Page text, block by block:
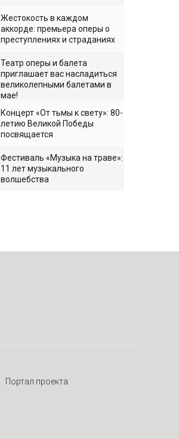
Жестокость в каждом
аккорде: премьера оперы о
преступлениях и страданиях
Театр оперы и балета
приглашает вас насладиться
великолепными балетами в
мае!
Концерт «От тьмы к свету»: 80-
летию Великой Победы
посвящается
Фестиваль «Музыка на траве»:
11 лет музыкального
волшебства
Портал проекта